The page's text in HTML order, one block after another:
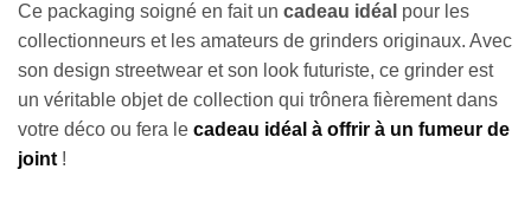
Ce packaging soigné en fait un cadeau idéal pour les
collectionneurs et les amateurs de grinders originaux. Avec
son design streetwear et son look futuriste, ce grinder est
un véritable objet de collection qui trônera fièrement dans
votre déco ou fera le cadeau idéal à offrir à un fumeur de
joint !